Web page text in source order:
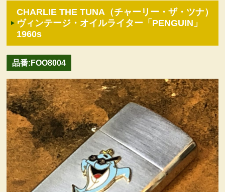
カート
特定商取引法に基づく表記
カテゴリー検索
ヴィンテージ・グッズ
LIFE誌 企業広告切り抜き
ファイヤーキング他
CHARLIE THE TUNA（チャーリー・ザ・ツナ）
ヴィンテージ・オイルライター「PENGUIN」
1960s
品番:FOO8004